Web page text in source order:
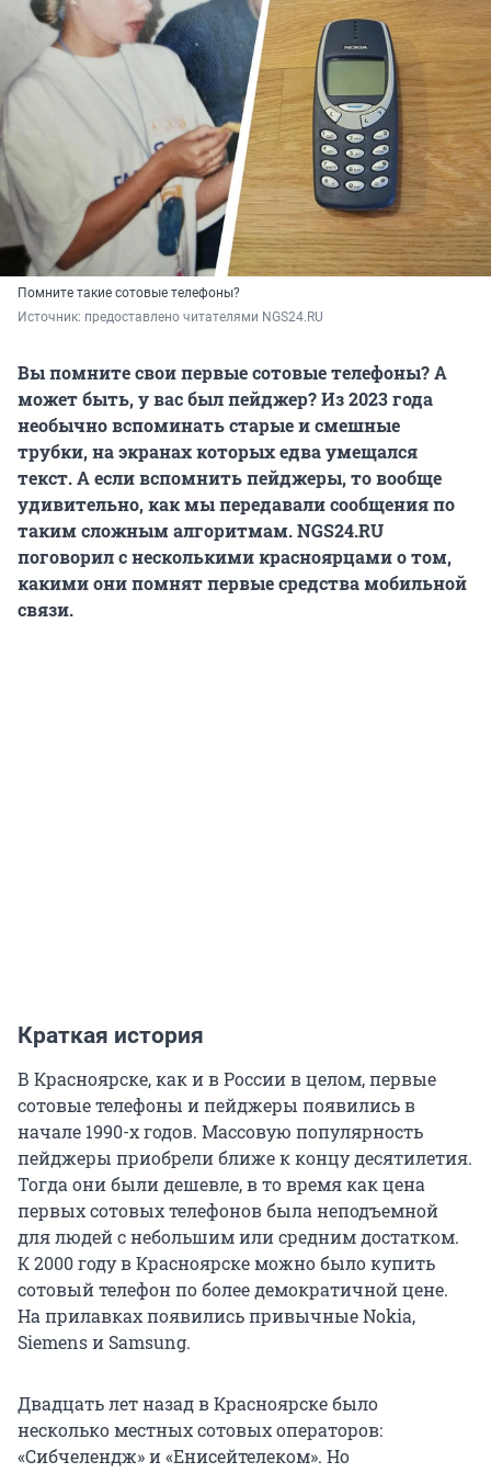
Помните такие сотовые телефоны?
Источник: предоставлено читателями NGS24.RU
Вы помните свои первые сотовые телефоны? А
может быть, у вас был пейджер? Из 2023 года
необычно вспоминать старые и смешные
трубки, на экранах которых едва умещался
текст. А если вспомнить пейджеры, то вообще
удивительно, как мы передавали сообщения по
таким сложным алгоритмам. NGS24.RU
поговорил с несколькими красноярцами о том,
какими они помнят первые средства мобильной
связи.
Краткая история
В Красноярске, как и в России в целом, первые
сотовые телефоны и пейджеры появились в
начале 1990-х годов. Массовую популярность
пейджеры приобрели ближе к концу десятилетия.
Тогда они были дешевле, в то время как цена
первых сотовых телефонов была неподъемной
для людей с небольшим или средним достатком.
К 2000 году в Красноярске можно было купить
сотовый телефон по более демократичной цене.
На прилавках появились привычные Nokia,
Siemens и Samsung.
Двадцать лет назад в Красноярске было
несколько местных сотовых операторов:
«Сибчелендж» и «Енисейтелеком». Но